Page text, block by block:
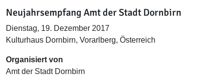
Neujahrsempfang Amt der Stadt Dornbirn
Dienstag, 19. Dezember 2017
Kulturhaus Dornbirn, Vorarlberg, Österreich
Organisiert von
Amt der Stadt Dornbirn